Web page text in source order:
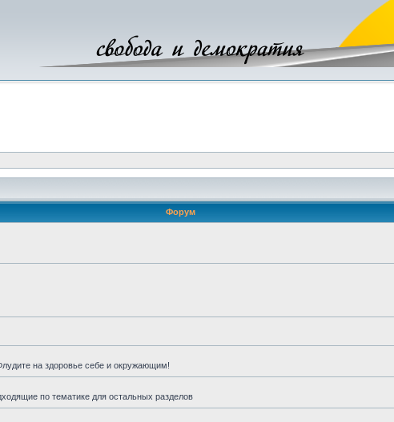
Форум
на здоровье себе и окружающим!
по тематике для остальных разделов